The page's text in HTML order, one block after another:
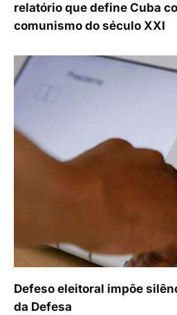
relatório que define Cuba
comunismo do século XXI
Defeso eleitoral impõe
da Defesa